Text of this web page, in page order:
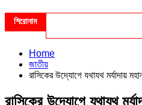
শিরোনাম
Home
জাতীয়
রাসিকের উদ্যোগে যথাযথ মর্যাদায়
রাসিকের উদ্যোগে যথাযথ